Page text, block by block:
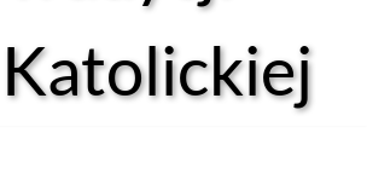
Katolickiej